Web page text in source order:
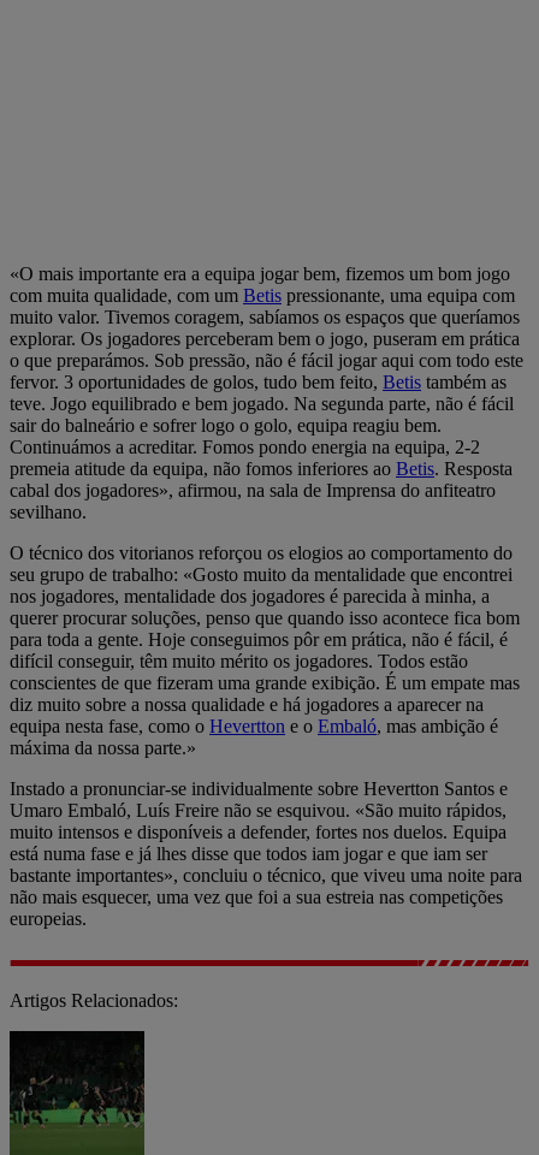
«O mais importante era a equipa jogar bem, fizemos um bom jogo
com muita qualidade, com um Betis pressionante, uma equipa com
muito valor. Tivemos coragem, sabíamos os espaços que queríamos
explorar. Os jogadores perceberam bem o jogo, puseram em prática
o que preparámos. Sob pressão, não é fácil jogar aqui com todo este
fervor. 3 oportunidades de golos, tudo bem feito, Betis também as
teve. Jogo equilibrado e bem jogado. Na segunda parte, não é fácil
sair do balneário e sofrer logo o golo, equipa reagiu bem.
Continuámos a acreditar. Fomos pondo energia na equipa, 2-2
premeia atitude da equipa, não fomos inferiores ao Betis. Resposta
cabal dos jogadores», afirmou, na sala de Imprensa do anfiteatro
sevilhano.
O técnico dos vitorianos reforçou os elogios ao comportamento do
seu grupo de trabalho: «Gosto muito da mentalidade que encontrei
nos jogadores, mentalidade dos jogadores é parecida à minha, a
querer procurar soluções, penso que quando isso acontece fica bom
para toda a gente. Hoje conseguimos pôr em prática, não é fácil, é
difícil conseguir, têm muito mérito os jogadores. Todos estão
conscientes de que fizeram uma grande exibição. É um empate mas
diz muito sobre a nossa qualidade e há jogadores a aparecer na
equipa nesta fase, como o Hevertton e o Embaló, mas ambição é
máxima da nossa parte.»
Instado a pronunciar-se individualmente sobre Hevertton Santos e
Umaro Embaló, Luís Freire não se esquivou. «São muito rápidos,
muito intensos e disponíveis a defender, fortes nos duelos. Equipa
está numa fase e já lhes disse que todos iam jogar e que iam ser
bastante importantes», concluiu o técnico, que viveu uma noite para
não mais esquecer, uma vez que foi a sua estreia nas competições
europeias.
Artigos Relacionados: